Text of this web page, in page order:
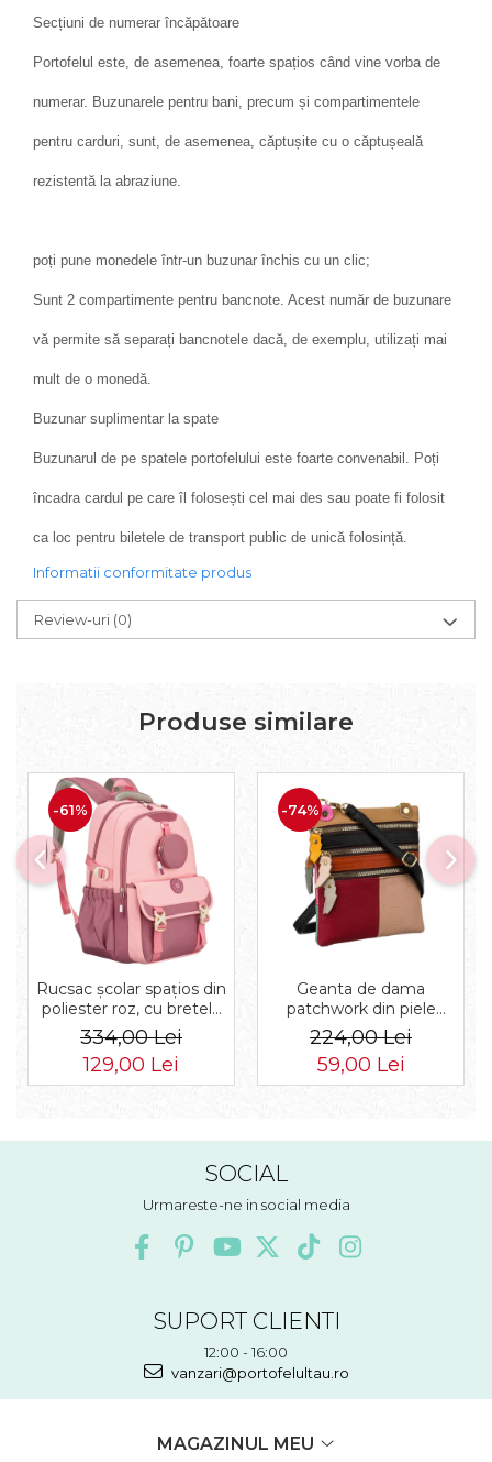
Secțiuni de numerar încăpătoare
Portofelul este, de asemenea, foarte spațios când vine vorba de
numerar. Buzunarele pentru bani, precum și compartimentele
pentru carduri, sunt, de asemenea, căptușite cu o căptușeală
rezistentă la abraziune.
poți pune monedele într-un buzunar închis cu un clic;
Sunt 2 compartimente pentru bancnote. Acest număr de buzunare
vă permite să separați bancnotele dacă, de exemplu, utilizați mai
mult de o monedă.
Buzunar suplimentar la spate
Buzunarul de pe spatele portofelului este foarte convenabil. Poți
încadra cardul pe care îl folosești cel mai des sau poate fi folosit
ca loc pentru biletele de transport public de unică folosință.
Informatii conformitate produs
Review-uri (0)
Produse similare
-61%
Rucsac școlar spațios din
poliester roz, cu bretele
reglabile - Peterson PTR-
PTN 8610-1327 PINK
334,00 Lei
129,00 Lei
-74%
Geanta de dama
patchwork din piele
naturala PTR-1718-SKL-
6922 MULTI
224,00 Lei
59,00 Lei
SOCIAL
Urmareste-ne in social media
SUPORT CLIENTI
12:00 - 16:00
vanzari@portofelultau.ro
MAGAZINUL MEU